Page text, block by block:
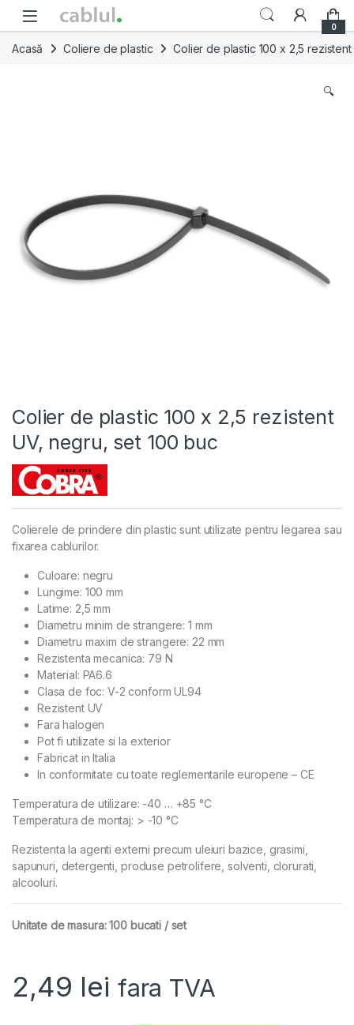
Skip to navigation
Skip to content
0
Acasă Coliere de plastic Colier de plastic 100 x 2,5
🔍
Colier de plastic 100 x 2,5 rezistent
UV, negru, set 100 buc
Colierele de prindere din plastic sunt utilizate pentru legarea sau
fixarea cablurilor.
Culoare: negru
Lungime: 100 mm
Latime: 2,5 mm
Diametru minim de strangere: 1 mm
Diametru maxim de strangere: 22 mm
Rezistenta mecanica: 79 N
Material: PA6.6
Clasa de foc: V-2 conform UL94
Rezistent UV
Fara halogen
Pot fi utilizate si la exterior
Fabricat in Italia
In conformitate cu toate reglementarile europene – CE
Temperatura de utilizare: -40 … +85 °C
Temperatura de montaj: > -10 °C
Rezistenta la agenti externi precum uleiuri bazice, grasimi,
sapunuri, detergenti, produse petrolifere, solventi, clorurati,
alcooluri.
Unitate de masura: 100 bucati / set
2,49 lei fara TVA